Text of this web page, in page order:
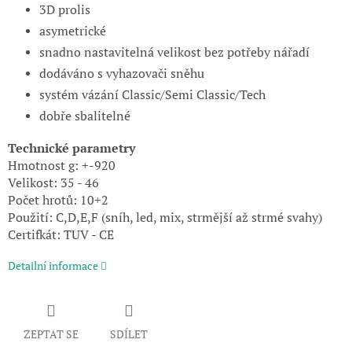
3D prolis
asymetrické
snadno nastavitelná velikost bez potřeby nářadí
dodáváno s vyhazovači sněhu
systém vázání Classic/Semi Classic/Tech
dobře sbalitelné
Technické parametry
Hmotnost g: +-920
Velikost: 35 - 46
Počet hrotů: 10+2
Použití: C,D,E,F (sníh, led, mix, strmější až strmé svahy)
Certifkát: TUV - CE
Detailní informace
ZEPTAT SE SDÍLET